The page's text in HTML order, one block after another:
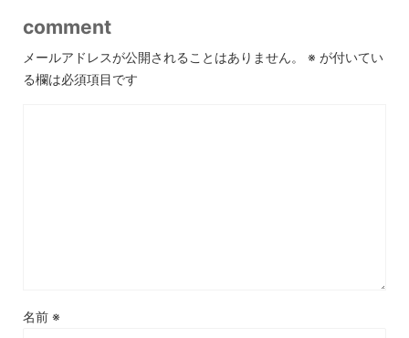
comment
メールアドレスが公開されることはありません。 ※ が付いてい
る欄は必須項目です
名前 ※